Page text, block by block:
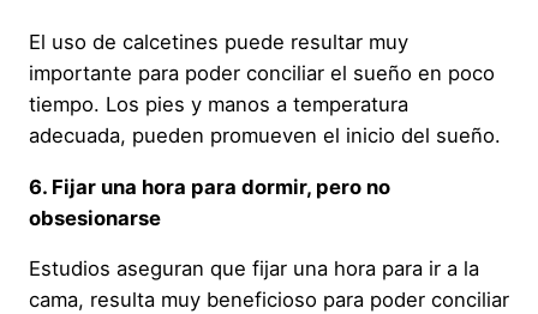
El uso de calcetines puede resultar muy
importante para poder conciliar el sueño en poco
tiempo. Los pies y manos a temperatura
adecuada, pueden promueven el inicio del sueño.
6. Fijar una hora para dormir, pero no
obsesionarse
Estudios aseguran que fijar una hora para ir a la
cama, resulta muy beneficioso para poder conciliar